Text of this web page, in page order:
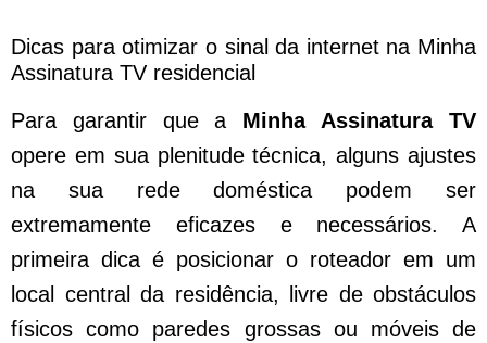
Dicas para otimizar o sinal da internet na Minha
Assinatura TV residencial
Para garantir que a Minha Assinatura TV
opere em sua plenitude técnica, alguns ajustes
na sua rede doméstica podem ser
extremamente eficazes e necessários. A
primeira dica é posicionar o roteador em um
local central da residência, livre de obstáculos
físicos como paredes grossas ou móveis de